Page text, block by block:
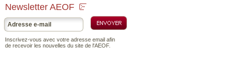
Newsletter AEOF
Inscrivez-vous avec votre adresse email afin
de recevoir les nouvelles du site de l'AEOF.